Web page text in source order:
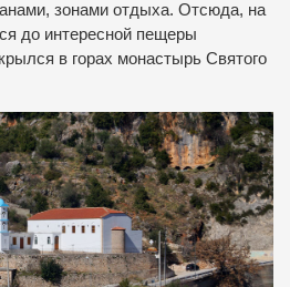
зонами отдыха. Отсюда, на
до интересной пещеры
в горах монастырь Святого